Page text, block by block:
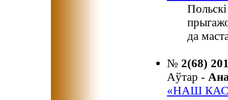
да
№ 2(68)
Аўтар -
«НАШ